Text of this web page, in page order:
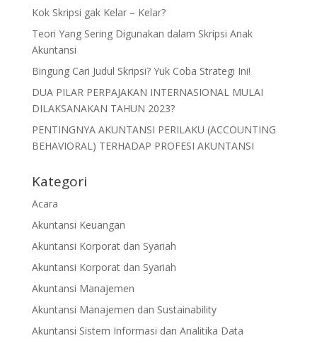
Kok Skripsi gak Kelar – Kelar?
Teori Yang Sering Digunakan dalam Skripsi Anak
Akuntansi
Bingung Cari Judul Skripsi? Yuk Coba Strategi Ini!
DUA PILAR PERPAJAKAN INTERNASIONAL MULAI
DILAKSANAKAN TAHUN 2023?
PENTINGNYA AKUNTANSI PERILAKU (ACCOUNTING
BEHAVIORAL) TERHADAP PROFESI AKUNTANSI
Kategori
Acara
Akuntansi Keuangan
Akuntansi Korporat dan Syariah
Akuntansi Korporat dan Syariah
Akuntansi Manajemen
Akuntansi Manajemen dan Sustainability
Akuntansi Sistem Informasi dan Analitika Data